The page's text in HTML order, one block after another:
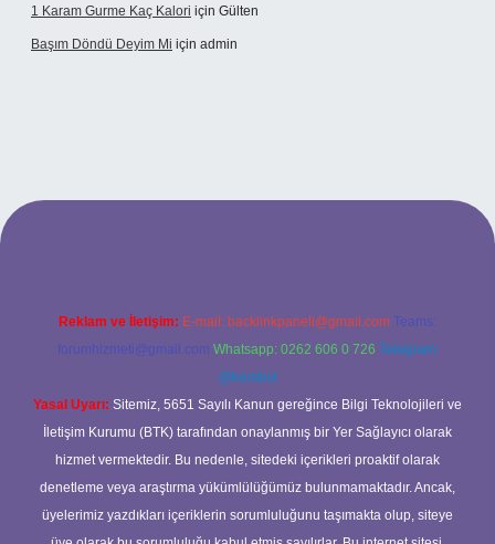
1 Karam Gurme Kaç Kalori için Gülten
Başım Döndü Deyim Mi için admin
Reklam ve İletişim: E-mail: backlinkpaneli@gmail.com Teams:
forumhizmeti@gmail.com Whatsapp: 0262 606 0 726 Telegram:
@karabul
Yasal Uyarı: Sitemiz, 5651 Sayılı Kanun gereğince Bilgi Teknolojileri ve
İletişim Kurumu (BTK) tarafından onaylanmış bir Yer Sağlayıcı olarak
hizmet vermektedir. Bu nedenle, sitedeki içerikleri proaktif olarak
denetleme veya araştırma yükümlülüğümüz bulunmamaktadır. Ancak,
üyelerimiz yazdıkları içeriklerin sorumluluğunu taşımakta olup, siteye